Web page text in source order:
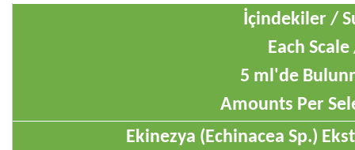
İçindekiler /
Each
5 ml'de
Amounts Per
Ekinezya (Echinacea Sp.)